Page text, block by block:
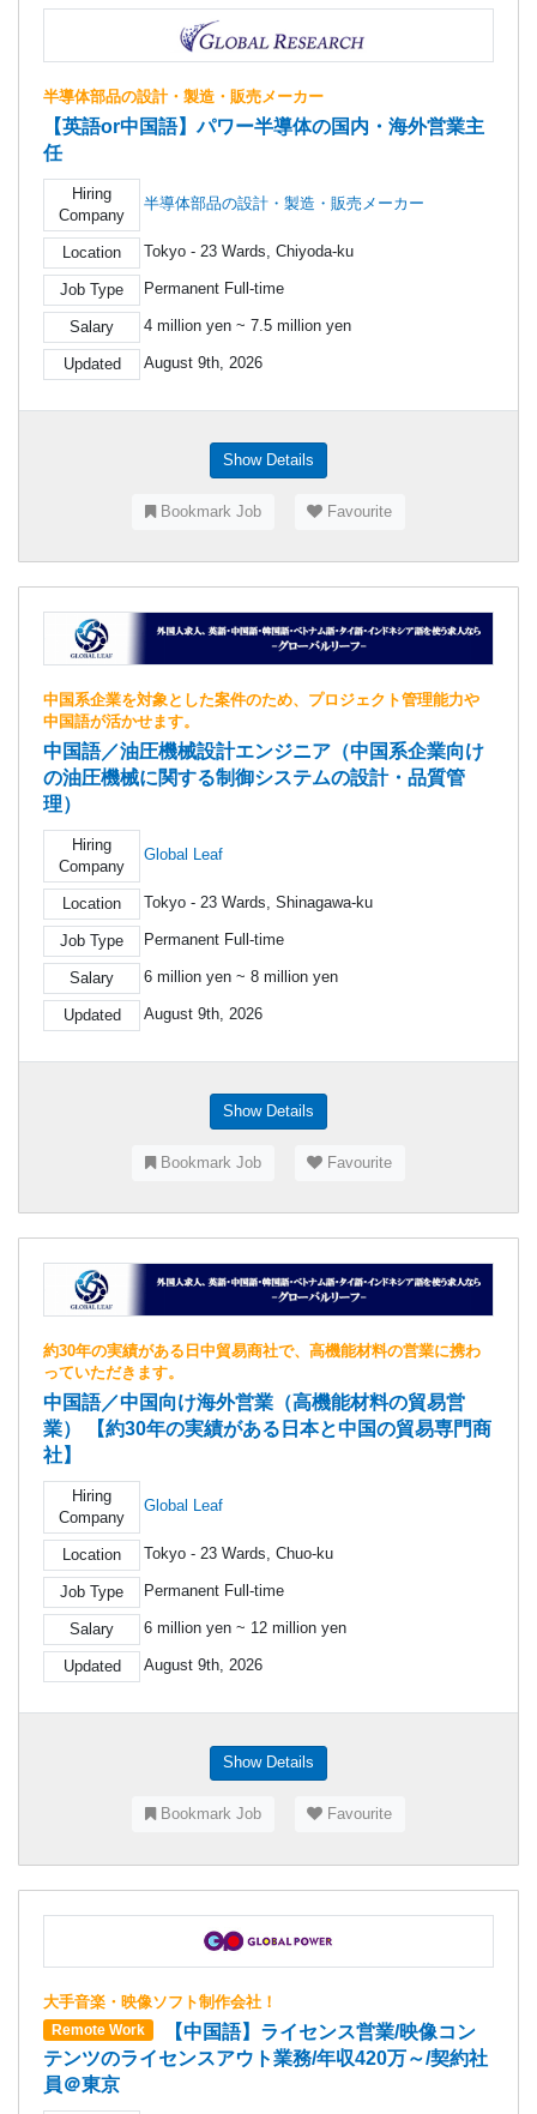
半導体部品の設計・製造・販売メーカー
【英語or中国語】パワー半導体の国内・海外営業主
任
Hiring
Company
半導体部品の設計・製造・販売メーカー
Location Tokyo - 23 Wards, Chiyoda-ku
Job Type Permanent Full-time
Salary 4 million yen ~ 7.5 million yen
Updated August 9th, 2026
Show Details
Bookmark Job Favourite
中国系企業を対象とした案件のため、プロジェクト管理能力や
中国語が活かせます。
中国語／油圧機械設計エンジニア（中国系企業向け
の油圧機械に関する制御システムの設計・品質管
理）
Hiring
Company
Global Leaf
Location Tokyo - 23 Wards, Shinagawa-ku
Job Type Permanent Full-time
Salary 6 million yen ~ 8 million yen
Updated August 9th, 2026
Show Details
Bookmark Job Favourite
約30年の実績がある日中貿易商社で、高機能材料の営業に携わ
っていただきます。
中国語／中国向け海外営業（高機能材料の貿易営
業） 【約30年の実績がある日本と中国の貿易専門商
社】
Hiring
Company
Global Leaf
Location Tokyo - 23 Wards, Chuo-ku
Job Type Permanent Full-time
Salary 6 million yen ~ 12 million yen
Updated August 9th, 2026
Show Details
Bookmark Job Favourite
大手音楽・映像ソフト制作会社！
Remote Work
【中国語】ライセンス営業/映像コン
テンツのライセンスアウト業務/年収420万～/契約社
員＠東京